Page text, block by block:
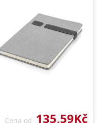
Cena od 135,59Kč